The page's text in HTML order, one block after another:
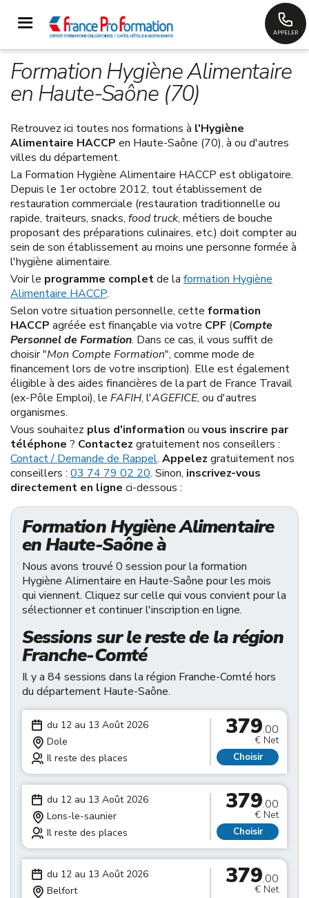
APPELER
Formation Hygiène Alimentaire
en Haute-Saône (70)
Retrouvez ici toutes nos formations à l'Hygiène
Alimentaire HACCP en Haute-Saône (70), à ou d'autres
villes du département.
La Formation Hygiène Alimentaire HACCP est obligatoire.
Depuis le 1er octobre 2012, tout établissement de
restauration commerciale (restauration traditionnelle ou
rapide, traiteurs, snacks, food truck, métiers de bouche
proposant des préparations culinaires, etc.) doit compter au
sein de son établissement au moins une personne formée à
l'hygiène alimentaire.
Voir le programme completde la formation Hygiène
Alimentaire HACCP.
Selon votre situation personnelle, cette formation
HACCP agréée est finançable via votre CPF (Compte
Personnel de Formation. Dans ce cas, il vous suffit de
choisir "Mon Compte Formation", comme mode de
financement lors de votre inscription). Elle est également
éligible à des aides financières de la part de France Travail
(ex-Pôle Emploi), le FAFIH, l'AGEFICE, ou d'autres
organismes.
Vous souhaitez plus d'information ou vous inscrire par
téléphone ? Contactez gratuitement nos conseillers :
Contact / Demande de Rappel. Appelez gratuitement nos
conseillers : 03 74 79 02 20. Sinon, inscrivez-vous
directement en ligne ci-dessous :
Formation Hygiène Alimentaire
en Haute-Saône à
Nous avons trouvé 0 session pour la formation
Hygiène Alimentaire en Haute-Saône pour les mois
qui viennent. Cliquez sur celle qui vous convient pour la
sélectionner et continuer l'inscription en ligne.
Sessions sur le reste de la région
Franche-Comté
Il y a 84 sessions dans la région Franche-Comté hors
du département Haute-Saône.
du 12 au 13 Août 2026
Dole
Il reste des places
379.00
€ Net
Choisir
du 12 au 13 Août 2026
Lons-le-saunier
Il reste des places
379.00
€ Net
Choisir
du 12 au 13 Août 2026
Belfort
379.00
€ Net